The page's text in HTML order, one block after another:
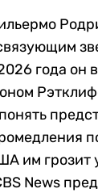
года он
им грозит
News